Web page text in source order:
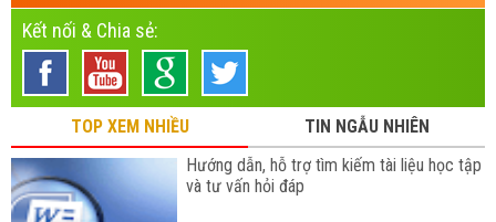
Kết nối & Chia sẻ:
TOP XEM NHIỀU
TIN NGẪU NHIÊN
Hướng dẫn, hỗ trợ tìm kiếm tài liệu học tập
và tư vấn hỏi đáp